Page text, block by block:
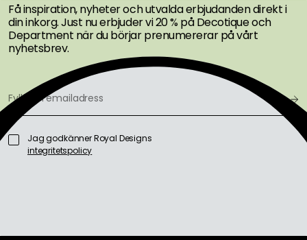
Få inspiration, nyheter och utvalda erbjudanden direkt i
din inkorg. Just nu erbjuder vi 20 % på Decotique och
Department när du börjar prenumererar på vårt
nyhetsbrev.
Jag godkänner Royal Designs
integritetspolicy